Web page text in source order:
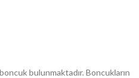
bulunmaktadır. Boncukların